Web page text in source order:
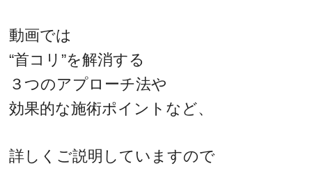
動画では
“首コリ”を解消する
３つのアプローチ法や
効果的な施術ポイントなど、
詳しくご説明していますので